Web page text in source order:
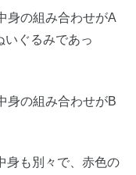
身の組み合わせがA
いぐるみであっ
身の組み合わせがB
身も別々で、赤色の